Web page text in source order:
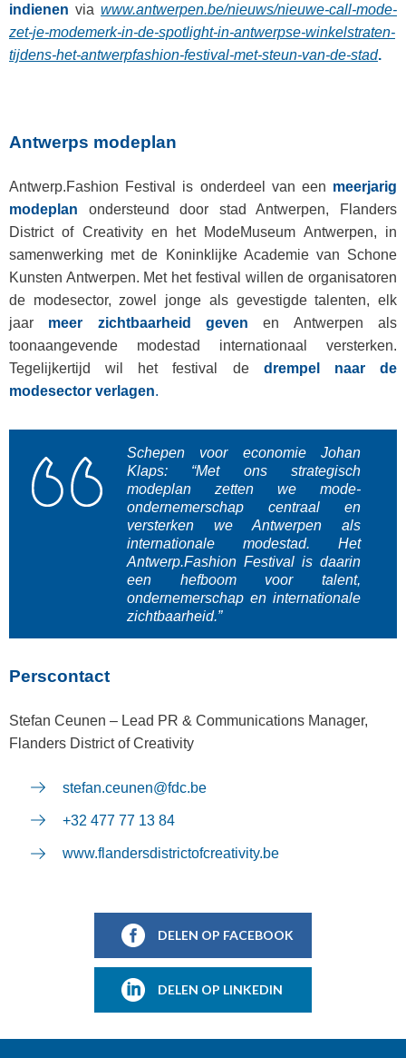
indienen via www.antwerpen.be/nieuws/nieuwe-call-mode-
zet-je-modemerk-in-de-spotlight-in-antwerpse-winkelstraten-
tijdens-het-antwerpfashion-festival-met-steun-van-de-stad.
Antwerps modeplan
Antwerp.Fashion Festival is onderdeel van een meerjarig
modeplan ondersteund door stad Antwerpen, Flanders
District of Creativity en het ModeMuseum Antwerpen, in
samenwerking met de Koninklijke Academie van Schone
Kunsten Antwerpen. Met het festival willen de organisatoren
de modesector, zowel jonge als gevestigde talenten, elk
jaar meer zichtbaarheid geven en Antwerpen als
toonaangevende modestad internationaal versterken.
Tegelijkertijd wil het festival de drempel naar de
modesector verlagen. ​
Schepen voor economie Johan
Klaps: “Met ons strategisch
modeplan zetten we mode-
ondernemerschap centraal en
versterken we Antwerpen als
internationale modestad. Het
Antwerp.Fashion Festival is daarin
een hefboom voor talent,
ondernemerschap en internationale
zichtbaarheid.”
Perscontact
Stefan Ceunen – Lead PR & Communications Manager,
Flanders District of Creativity
stefan.ceunen@fdc.be
+32 477 77 13 84
www.flandersdistrictofcreativity.be
DELEN OP FACEBOOK
DELEN OP LINKEDIN